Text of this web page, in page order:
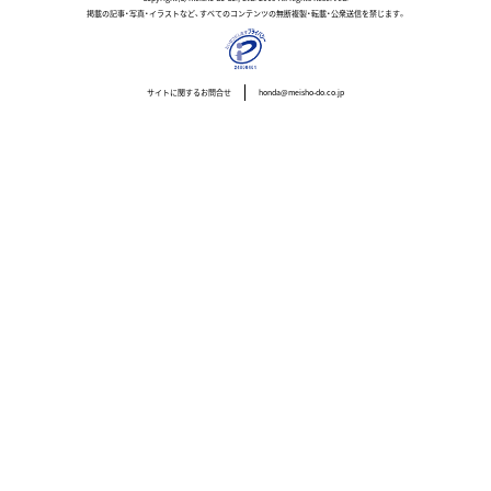
掲載の記事・写真・イラストなど、すべてのコンテンツの無断複製・転載・公衆送信を禁じます。
サイトに関するお問合せ honda@meisho-do.co.jp